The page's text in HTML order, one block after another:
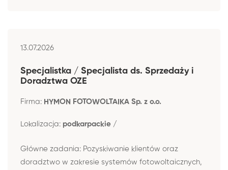
13.07.2026
Specjalistka / Specjalista ds. Sprzedaży i
Doradztwa OZE
Firma: HYMON FOTOWOLTAIKA Sp. z o.o.
Lokalizacja: podkarpackie /
Główne zadania: Pozyskiwanie klientów oraz
doradztwo w zakresie systemów fotowoltaicznych,